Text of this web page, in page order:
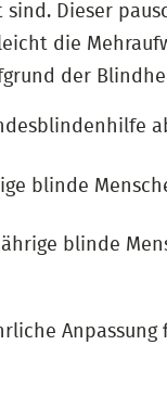
sind. Dieser
die
der
blinde
blinde